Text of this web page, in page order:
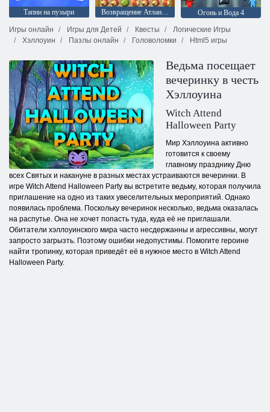
Тапни на пузыри Возвращение Атлантиды
Огонь и Вода 4
Игры онлайн
Игры для Детей Квесты
Логические Игры
Хэллоуин
Пазлы онлайн Головоломки Html5 игры
Ведьма посещает
вечеринку в честь
Хэллоуина
Witch Attend
Halloween Party
Мир Хэллоуина активно
готовится к своему
главному празднику Дню
всех Святых и накануне в разных местах устраиваются вечеринки. В
игре Witch Attend Halloween Party вы встретите ведьму, которая получила
приглашение на одно из таких увеселительных мероприятий. Однако
появилась проблема. Поскольку вечеринок несколько, ведьма оказалась
на распутье. Она не хочет попасть туда, куда её не приглашали.
Обитатели хэллоуинского мира часто несдержанны и агрессивны, могут
запросто загрызть. Поэтому ошибки недопустимы. Помогите героине
найти тропинку, которая приведёт её в нужное место в Witch Attend
Halloween Party.